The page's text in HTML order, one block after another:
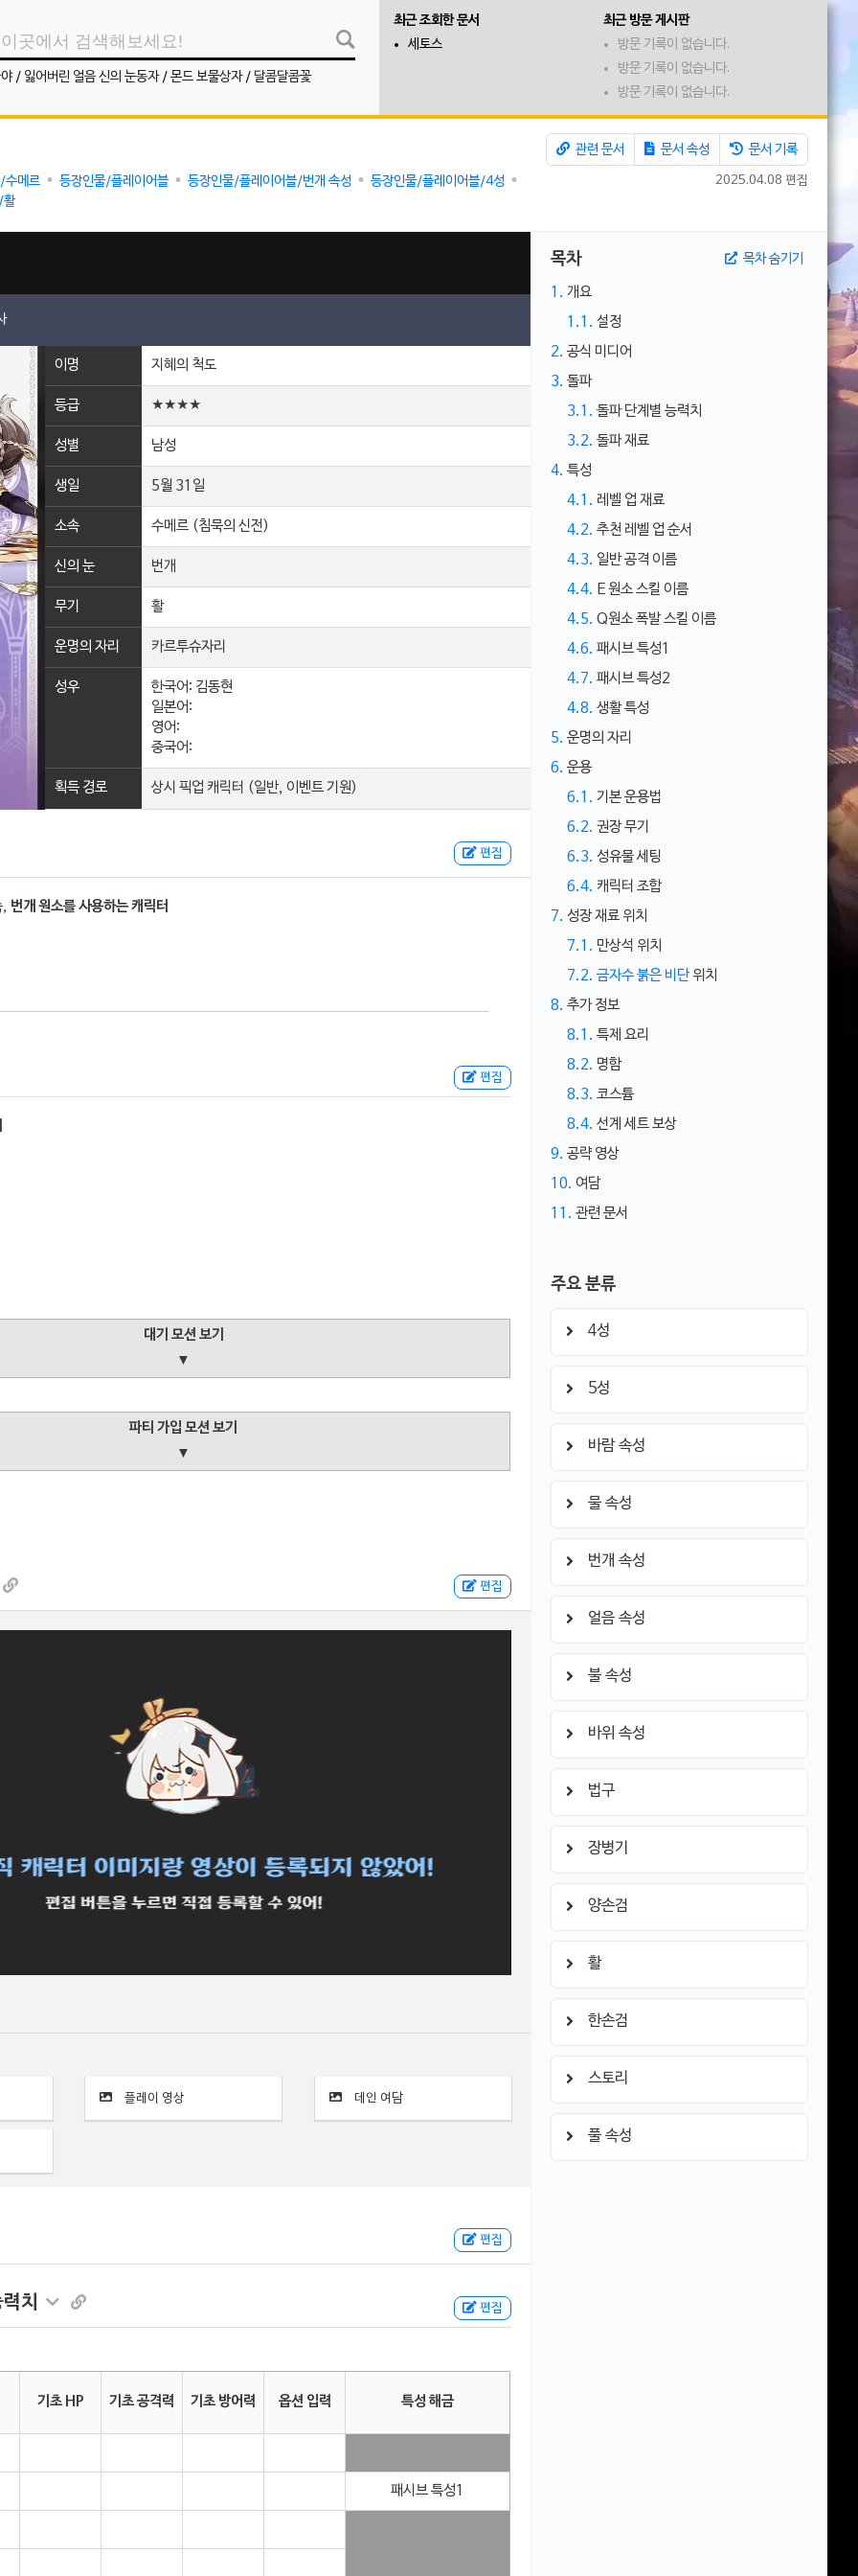
/ 잃어버린 얼음 신의 눈동자/ 몬드 보물상자/ 달콤달콤꽃
최근 조회한 문서
세토스
최근 방문 게시판
방문 기록이 없습니다.
방문 기록이 없습니다.
방문 기록이 없습니다.
수메르 등장인물/플레이어블 등장인물/플레이어블/번개 속성
등장인물/플레이어블/4성
활
관련 문서 문서 속성 문서 기록
2025.04.08 편집
이명 지혜의 척도
등급 ★★★★
성별 남성
생일 5월 31일
소속 수메르 (침묵의 신전)
신의 눈 번개
무기 활
운명의 자리 카르투슈자리
성우
한국어: 김동현
일본어:
영어:
중국어:
획득 경로 상시 픽업 캐릭터 (일반, 이벤트 기원)
편집
, 번개 원소를 사용하는 캐릭터
편집
대기 모션 보기
▼
파티 가입 모션 보기
▼
편집
플레이 영상 데인 여담
편집
치 편집
기초 HP 기초 공격력 기초 방어력 옵션 입력 특성 해금
패시브 특성1
목차 숨기기
목차
1. 개요
1.1. 설정
2. 공식 미디어
3. 돌파
3.1. 돌파 단계별 능력치
3.2. 돌파 재료
4. 특성
4.1. 레벨 업 재료
4.2. 추천 레벨 업 순서
4.3. 일반 공격 이름
4.4. E 원소 스킬 이름
4.5. Q원소 폭발 스킬 이름
4.6. 패시브 특성1
4.7. 패시브 특성2
4.8. 생활 특성
5. 운명의 자리
6. 운용
6.1. 기본 운용법
6.2. 권장 무기
6.3. 성유물 세팅
6.4. 캐릭터 조합
7. 성장 재료 위치
7.1. 만상석 위치
7.2. 금자수 붉은 비단위치
8. 추가 정보
8.1. 특제 요리
8.2. 명함
8.3. 코스튬
8.4. 선계 세트 보상
9. 공략 영상
10. 여담
11. 관련 문서
주요 분류
4성
5성
바람 속성
물 속성
번개 속성
얼음 속성
불 속성
바위 속성
법구
장병기
양손검
활
한손검
스토리
풀 속성